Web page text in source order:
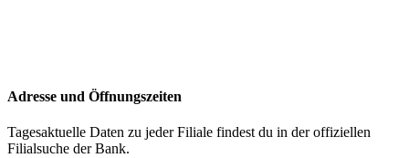
Adresse und Öffnungszeiten
Tagesaktuelle Daten zu jeder Filiale findest du in der offiziellen
Filialsuche der Bank.